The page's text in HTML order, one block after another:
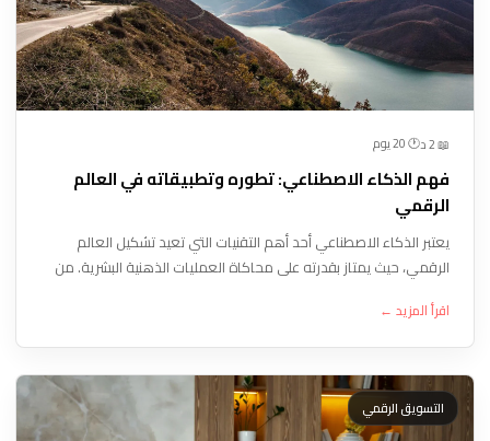
📖 2 د 🕐 20 يوم
فهم الذكاء الاصطناعي: تطوره وتطبيقاته في العالم
الرقمي
يعتبر الذكاء الاصطناعي أحد أهم التقنيات التي تعيد تشكيل العالم
الرقمي، حيث يمتاز بقدرته على محاكاة العمليات الذهنية البشرية. من
يسهم الذكاء الاصطناعي في تحسين الكفاءة وتقديم حلول مبتكرة.
اقرأ المزيد ←
التسويق الرقمي